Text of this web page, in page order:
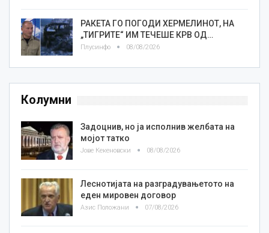
РАКЕТА ГО ПОГОДИ ХЕРМЕЛИНОТ, НА
„ТИГРИТЕ“ ИМ ТЕЧЕШЕ КРВ ОД…
Плусинфо 08/08/2026
Колумни
Задоцнив, но ја исполнив желбата на
мојот татко
Јове Кекеновски 08/08/2026
Леснотијата на разградувањетото на
еден мировен договор
Азис Положани 07/08/2026